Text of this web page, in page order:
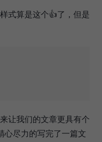
式算是这个👍了，但是
让我们的文章更具有个
心尽力的写完了一篇文